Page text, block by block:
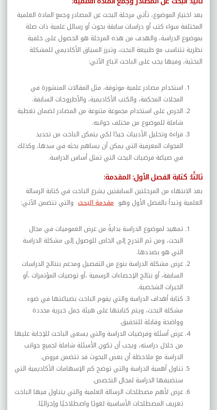
بعد اختيار الموضوع، تأتي مرحلة البحث عن المصادر وجمع المادة العلمية
المختلفة سواء كتب أو دراسات سابقة بحوث أو رسائل علمية ذات صلة
بموضوع الدراسة، والهدف من هذه المرحلة هو الحصول على خلفية
نظرية تتناسب مع طبيعة البحث، وتبرز السياق الأكاديمي للمشكلة
البحثية، وفيها يجب على الباحث اتباع الآتي:
استخدام مصادر علمية موثوقة، مثل المقالات المنشورة في
المجلات المحكمة، والكتب الأكاديمية، والأطروحات السابقة.
الحرص على استخدام مجموعة متنوعة من المصادر لضمان تغطية
شاملة للموضوع من مختلف جوانبه.
قراءة وتحليل الأدبيات جيدًا لكي يتمكن الباحث من تحديد
الفجوات المعرفية التي يمكن أن يساهم بحثه في سدها، وكذلك
في صياغة فرضيات البحث التي تمثل أساس الدراسة.
ثالثًا: كتابة الفصل الأول: المقدمة:
بعد الانتهاء من المرحلتين السابقتين يشرع الباحث في كتابة الرسالة
العلمية وتبدأ بالفصل الأول وهو مقدمة البحث والتي تتضمن الآتي:
تمهيد لموضوع الدراسة بدايةً من عرض العموميات في مجال
البحث، ومن ثم التدرج إلى الخاص للوصول إلى مشكلة الدراسة
التي هو بصددها.
عرض مشكلة الدراسة بنوع من التفصيل ومدعم بنتائج الدراسات
السابقة، أو نتائج الإحصاءات الرسمية ،أو توصيات المؤتمرات ،أو
الخبرات الشخصية.
كتابة أهداف الدراسة والتي يقوم الباحث بصياغتها في ضوء
مشكلة البحث، ويتم كتابتها على هيئة جمل خبرية محددة
وواضحة وقابلة للتحقيق.
عرض أسئلة وفرضيات الدراسة والتي يسعى الباحث للإجابة عليها
من خلال دراسته، ويجب أن تكون الأسئلة شاملة لجميع جوانب
الدراسة مع ملاحظة أن بعض البحوث قد تتضمن فروض.
تناول أهمية الدراسة والتي توضح كم الإسهامات الأكاديمية التي
ستضيفها الدراسة لمجال التخصص.
عرض لأهم مصطلحات الرسالة العلمية والتي يتناول فيها الباحث
تعريف المصطلحات الأساسية لغويًا واصطلاحيًا وإجرائيًا.